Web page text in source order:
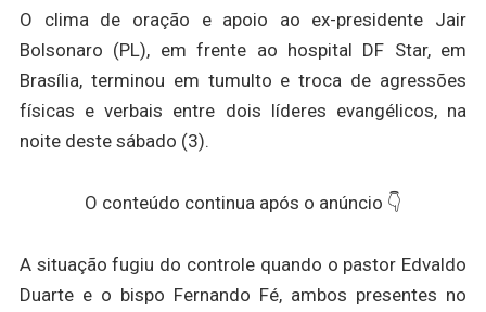
O clima de oração e apoio ao ex-presidente Jair
Bolsonaro (PL), em frente ao hospital DF Star, em
Brasília, terminou em tumulto e troca de agressões
físicas e verbais entre dois líderes evangélicos, na
noite deste sábado (3).
O conteúdo continua após o anúncio 👇
A situação fugiu do controle quando o pastor Edvaldo
Duarte e o bispo Fernando Fé, ambos presentes no